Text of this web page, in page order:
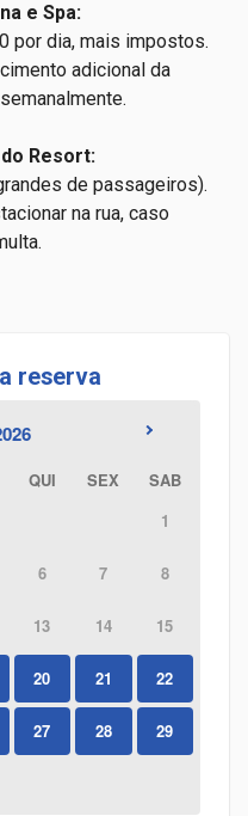
e Spa:
por dia, mais impostos.
adicional da
Resort:
de passageiros).
na rua, caso
reserva
QUI SEX
SAB
1
6 7 8
13 14 15
20 21 22
27 28 29